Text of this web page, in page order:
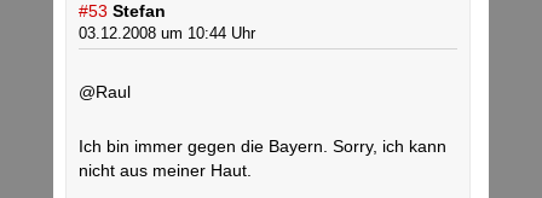
#53 Stefan
03.12.2008 um 10:44 Uhr
@Raul
Ich bin immer gegen die Bayern. Sorry, ich kann
nicht aus meiner Haut.